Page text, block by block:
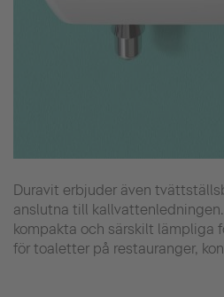
Duravit erbjuder även
anslutna till
kompakta och särskilt lämpliga
för toaletter på restauranger,